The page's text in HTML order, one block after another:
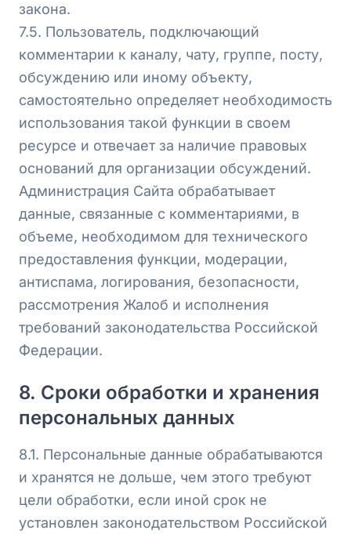
закона.
7.5. Пользователь, подключающий
комментарии к каналу, чату, группе, посту,
обсуждению или иному объекту,
самостоятельно определяет необходимость
использования такой функции в своем
ресурсе и отвечает за наличие правовых
оснований для организации обсуждений.
Администрация Сайта обрабатывает
данные, связанные с комментариями, в
объеме, необходимом для технического
предоставления функции, модерации,
антиспама, логирования, безопасности,
рассмотрения Жалоб и исполнения
требований законодательства Российской
Федерации.
8. Сроки обработки и хранения
персональных данных
8.1. Персональные данные обрабатываются
и хранятся не дольше, чем этого требуют
цели обработки, если иной срок не
установлен законодательством Российской